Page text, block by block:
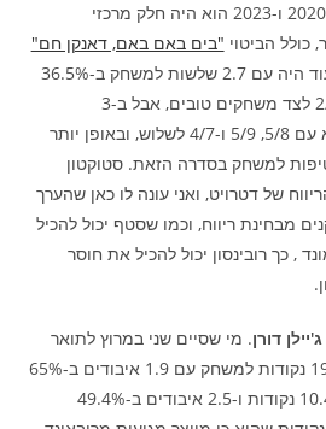
נראה נהדר בפלייאוף, כי ב-2020 ו-2023 הוא היה חלק מרכזי
הביטוי "בים באם באם, דאנקן חם"
ב-2023. נגד אורלנדו הוא עוד היה עם 2.7 שלשות למשחק ב-36.5%
ועם משחקים של 1/6 ו-2/10 לצד משחקים טובים, אבל ב-3
המשחקים נגד קליבלנד הוא עם 5/8, 5/9 ו-4/7 לשלוש, ובאופן יותר
ומפתיע, גם 3.3 חטיפות למשחק בסדרה הזאת. סטוקטון
של דטרויט, ואני עונה לו כאן שהערך
מבחינת ריווח, וכמו שסטף יכול להכיל
, כך רובינסון יכול להכיל את חוסר
דורן. מי שסיים שני במרוץ לתואר
השחקן המשתפר ירד מ-19.5 נקודות למשחק עם 1.9 איבודים ב-65%
מהשדה בעונה הסדירה ל-10.4 נקודות ו-2.5 איבודים ב-49.4%